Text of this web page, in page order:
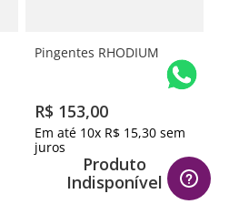
Pingentes RHODIUM
R$ 153,00
Em até 10x R$ 15,30 sem
juros
Produto
Indisponível